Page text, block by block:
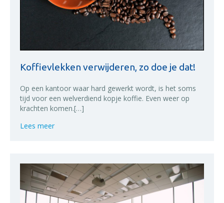
Koffievlekken verwijderen, zo doe je dat!
Op een kantoor waar hard gewerkt wordt, is het soms
tijd voor een welverdiend kopje koffie. Even weer op
krachten komen.[…]
Lees meerabout Koffievlekken verwijderen, zo doe je dat!